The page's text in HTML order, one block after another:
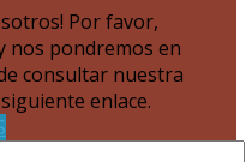
Por favor,
nos pondremos en
consultar nuestra
enlace.